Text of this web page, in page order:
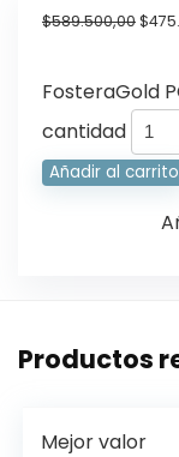
$589.500,00$
FosteraGold
cantidad
Añadir al carrito
Productos
Mejor valor